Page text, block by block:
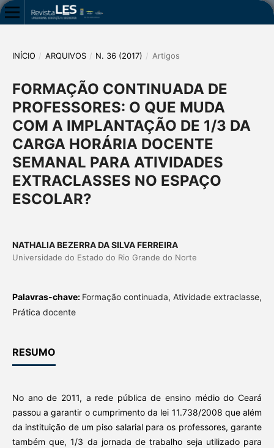
INÍCIO / ARQUIVOS / N. 36 (2017) / Artigos
FORMAÇÃO CONTINUADA DE
PROFESSORES: O QUE MUDA
COM A IMPLANTAÇÃO DE 1/3 DA
CARGA HORÁRIA DOCENTE
SEMANAL PARA ATIVIDADES
EXTRACLASSES NO ESPAÇO
ESCOLAR?
NATHALIA BEZERRA DA SILVA FERREIRA
Universidade do Estado do Rio Grande do Norte
Palavras-chave: Formação continuada, Atividade extraclasse,
Prática docente
RESUMO
No ano de 2011, a rede pública de ensino médio do Ceará
passou a garantir o cumprimento da lei 11.738/2008 que além
da instituição de um piso salarial para os professores, garante
também que, 1/3 da jornada de trabalho seja utilizado para